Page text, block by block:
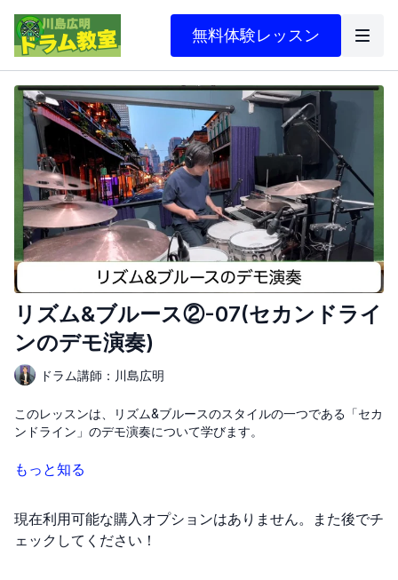
無料体験レッスン
リズム&ブルース②-07(セカンドライ
ンのデモ演奏)
ドラム講師：川島広明
このレッスンは、リズム&ブルースのスタイルの一つである「セカ
ンドライン」のデモ演奏について学びます。
セカンドラインは、ニューオーリンズ発祥の音楽スタイルで、マ
それでは実際の演奏を見ながら、自分のプレイに取り入れる方法
もっと知る
現在利用可能な購入オプションはありません。また後でチ
ェックしてください！